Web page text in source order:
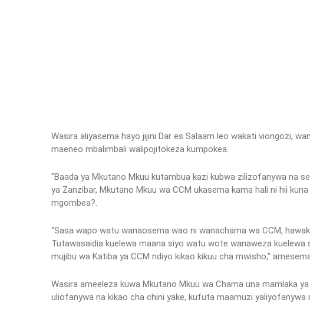
Wasira aliyasema hayo jijini Dar es Salaam leo wakati viongozi,
maeneo mbalimbali walipojitokeza kumpokea.
"Baada ya Mkutano Mkuu kutambua kazi kubwa zilizofanywa na
ya Zanzibar, Mkutano Mkuu wa CCM ukasema kama hali ni hii
mgombea?.
"Sasa wapo watu wanaosema wao ni wanachama wa CCM,
Tutawasaidia kuelewa maana siyo watu wote wanaweza
mujibu wa Katiba ya CCM ndiyo kikao kikuu cha mwisho,"
Wasira ameeleza kuwa Mkutano Mkuu wa Chama una mamlaka
uliofanywa na kikao cha chini yake, kufuta maamuzi yaliyofanywa